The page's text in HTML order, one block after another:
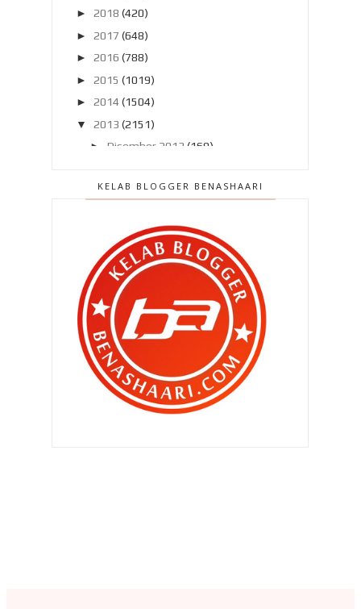
► 2018 (420)
► 2017 (648)
► 2016 (788)
► 2015 (1019)
► 2014 (1504)
▼
2013 (2151)
► Disember 2013 (169)
▼ Oktober 2013 (160)
Ibu balik ! Ibu balik !!
Jual dadah melalui makanan ???
Ku tolak tawaran RM1 ribu kerana ..
Sejurus bangun tidur ..
Rahsia Minda Anak Cergas
Semakin memahami tapi ..
KELAB BLOGGER BENASHAARI